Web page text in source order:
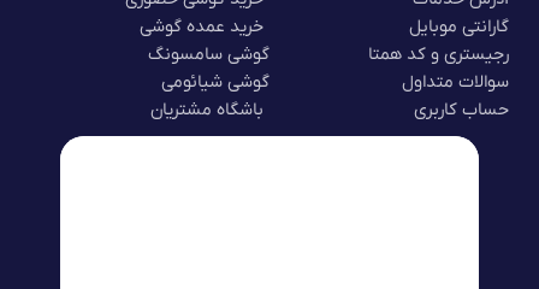
گارانتی موبایل
رجیستری و کد همتا
سوالات متداول
حساب کاربری
خرید عمده گوشی
گوشی سامسونگ
گوشی شیائومی
باشگاه مشتریان